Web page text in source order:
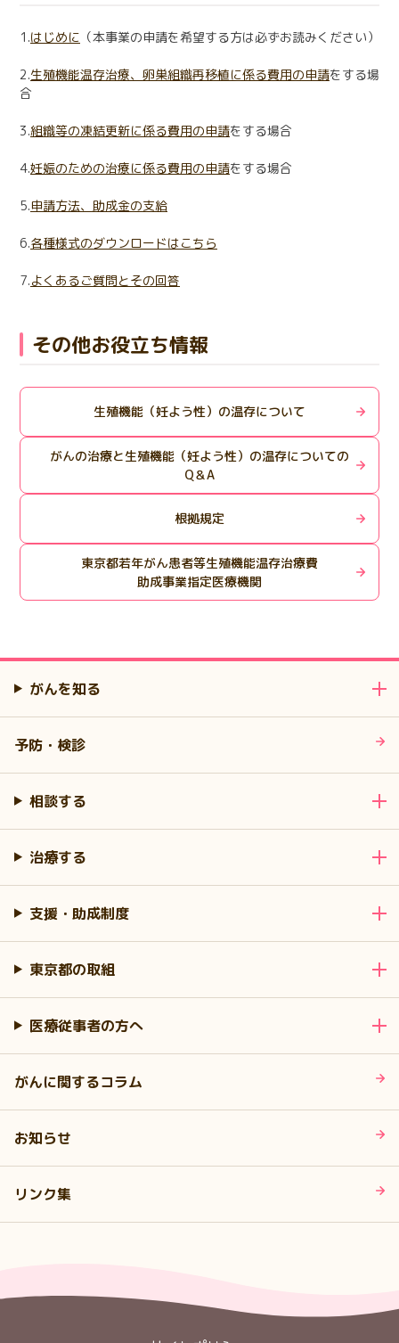
1.はじめに （本事業の申請を希望する方は必ずお読みください）
2.生殖機能温存治療、卵巣組織再移植に係る費用の申請をする場
合
3.組織等の凍結更新に係る費用の申請をする場合
4.妊娠のための治療に係る費用の申請をする場合
5.申請方法、助成金の支給
6.各種様式のダウンロードはこちら
7.よくあるご質問とその回答
その他お役立ち情報
生殖機能（妊よう性）の温存について
がんの治療と生殖機能（妊よう性）の温存についての
Q＆A
根拠規定
東京都若年がん患者等生殖機能温存治療費
助成事業指定医療機関
がんを知る
予防・検診
相談する
治療する
支援・助成制度
東京都の取組
医療従事者の方へ
がんに関するコラム
お知らせ
リンク集